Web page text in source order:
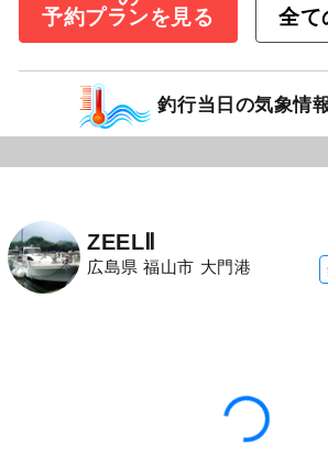
が悪く、釣れたのはカサゴが中
でした。ところが今回は海の濁
し、水色も良好。「今日は期待
乗合
10,000
1,500 ポイント
「遊漁船ことひき」
「遊